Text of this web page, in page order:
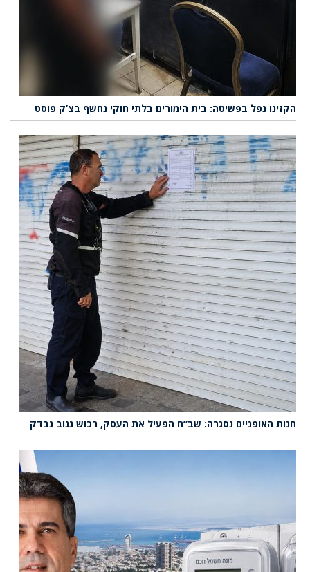
הקזינו נפל בפשיטה: בית הימורים בלתי חוקי נחשף בצ’ק פוסט
חנות האופניים נסגרה: שב”ח הפעיל את העסק, רכוש גנוב נבדק